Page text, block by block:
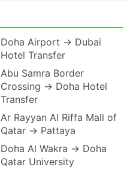
Doha Airport → Dubai
Hotel Transfer
Abu Samra Border
Crossing → Doha Hotel
Transfer
Ar Rayyan Al Riffa Mall of
Qatar → Pattaya
Doha Al Wakra → Doha
Qatar University